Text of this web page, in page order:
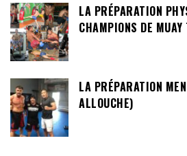
LA PRÉPARATION
CHAMPIONS DE
LA PRÉPARATION
ALLOUCHE)